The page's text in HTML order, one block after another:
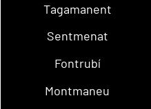
Tagamanent
Sentmenat
Fontrubí
Montmaneu